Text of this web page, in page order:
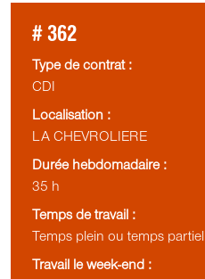
# 362
Type de contrat :
CDI
Localisation :
LA CHEVROLIERE
Durée hebdomadaire :
35 h
Temps de travail :
Temps plein ou temps partiel
Travail le week-end :